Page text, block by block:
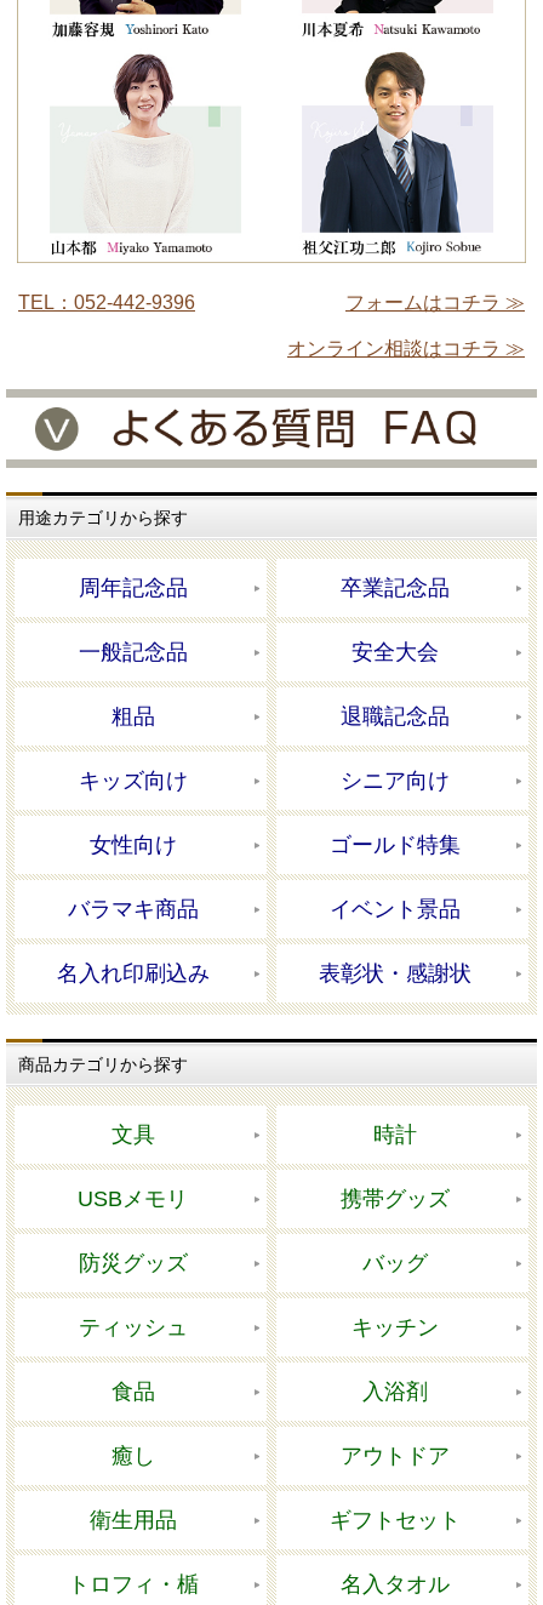
TEL：052-442-9396 フォームはコチラ ≫
オンライン相談はコチラ ≫
用途カテゴリから探す
周年記念品 卒業記念品
一般記念品 安全大会
粗品 退職記念品
キッズ向け シニア向け
女性向け ゴールド特集
バラマキ商品 イベント景品
名入れ印刷込み 表彰状・感謝状
商品カテゴリから探す
文具 時計
USBメモリ 携帯グッズ
防災グッズ バッグ
ティッシュ キッチン
食品 入浴剤
癒し アウトドア
衛生用品 ギフトセット
トロフィ・楯 名入タオル